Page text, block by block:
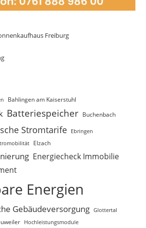
Freiburg
Bahlingen am Kaiserstuhl
Batteriespeicher Buchenbach
Stromtarife Ebringen
Elzach
Energiecheck Immobilie
Energien
Gebäudeversorgung Glottertal
Hochleistungsmodule